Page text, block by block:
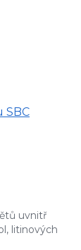
SBC
uvnitř
litinových